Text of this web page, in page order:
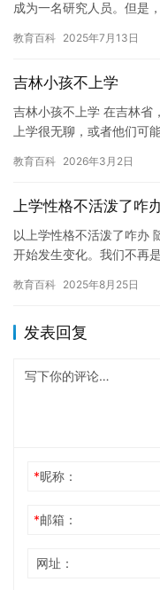
成为一名研究人员。但是
时也…
教育百科 2025年7月13日
吉林小孩不上学
吉林小孩不上学 在吉林省
上学很无聊，或者他们可
们继…
教育百科 2026年3月2日
上学性格不活泼了咋
以上学性格不活泼了咋办
开始发生变化。我们不再
变得…
教育百科 2025年8月25日
发表回复
*昵称：
*邮箱：
网址：